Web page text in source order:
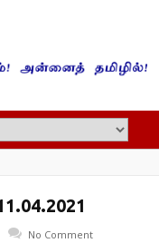
No Comment